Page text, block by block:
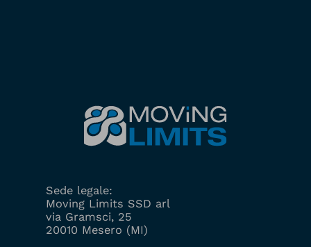
Sede legale:
Moving Limits SSD arl
via Gramsci, 25
20010 Mesero (MI)